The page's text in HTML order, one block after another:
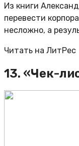
Из книги
перевести
несложно, а
Читать на ЛитРес
13. «Чек-